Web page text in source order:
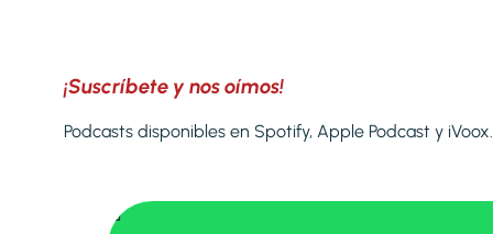
¡Suscríbete y nos oímos!
Podcasts disponibles en Spotify, Apple Podcast y iVoox.
